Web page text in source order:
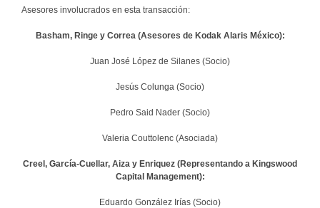
Asesores involucrados en esta transacción:
Basham, Ringe y Correa (Asesores de Kodak Alaris México):
Juan José López de Silanes (Socio)
Jesús Colunga (Socio)
Pedro Said Nader (Socio)
Valeria Couttolenc (Asociada)
Creel, García-Cuellar, Aiza y Enriquez (Representando a Kingswood
Capital Management):
Eduardo González Irías (Socio)